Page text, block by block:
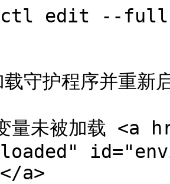
edit --full
守护程序并重新
量未被加载
a>